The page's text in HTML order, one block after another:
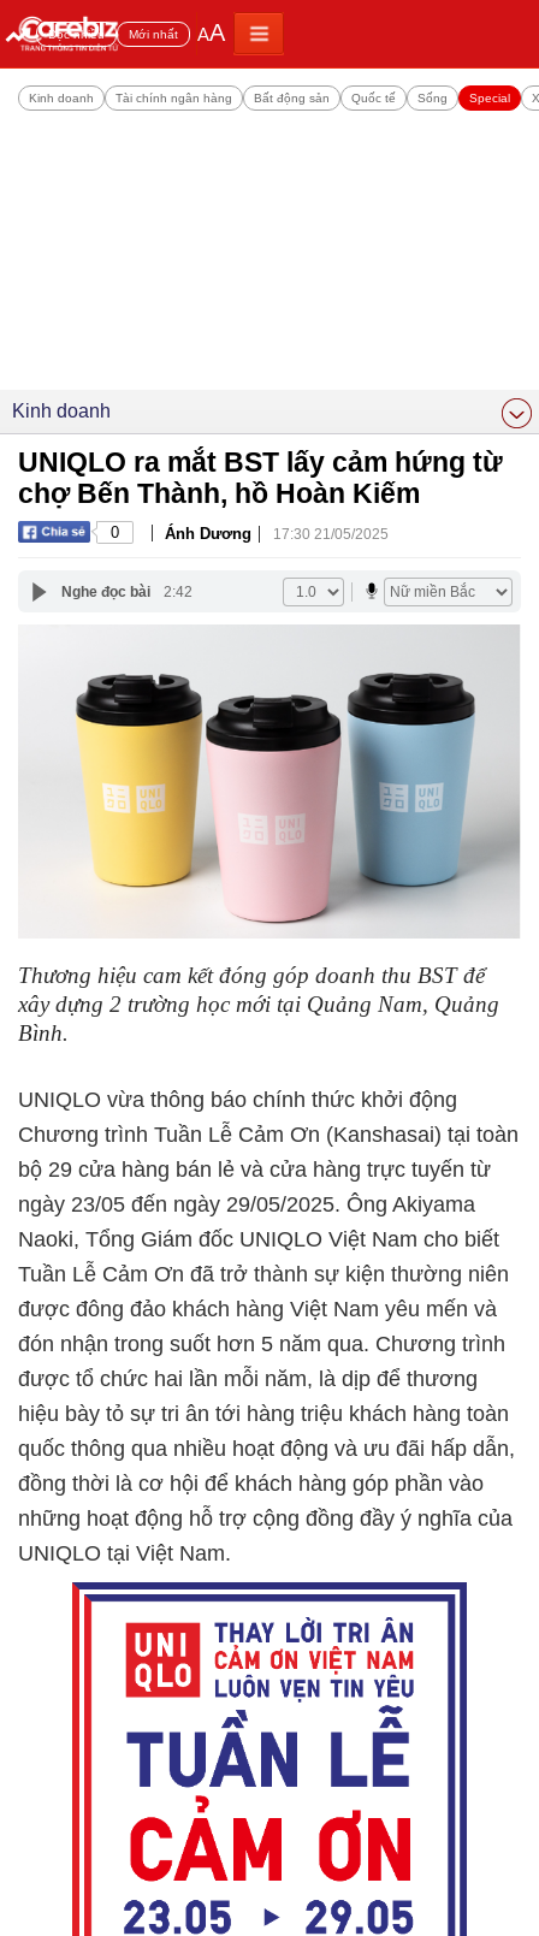
Đọc nhiều Mới nhất AA
Kinh doanh Tài chính ngân hàng Bất động sản Quốc tế Sống Special
Kinh doanh
UNIQLO ra mắt BST lấy cảm hứng từ
chợ Bến Thành, hồ Hoàn Kiếm
0 | Ánh Dương | 17:30 21/05/2025
Nghe đọc bài 2:42
Thương hiệu cam kết đóng góp doanh thu BST để
xây dựng 2 trường học mới tại Quảng Nam, Quảng
Bình.
UNIQLO vừa thông báo chính thức khởi động
Chương trình Tuần Lễ Cảm Ơn (Kanshasai) tại toàn
bộ 29 cửa hàng bán lẻ và cửa hàng trực tuyến từ
ngày 23/05 đến ngày 29/05/2025. Ông Akiyama
Naoki, Tổng Giám đốc UNIQLO Việt Nam cho biết
Tuần Lễ Cảm Ơn đã trở thành sự kiện thường niên
được đông đảo khách hàng Việt Nam yêu mến và
đón nhận trong suốt hơn 5 năm qua. Chương trình
được tổ chức hai lần mỗi năm, là dịp để thương
hiệu bày tỏ sự tri ân tới hàng triệu khách hàng toàn
quốc thông qua nhiều hoạt động và ưu đãi hấp dẫn,
đồng thời là cơ hội để khách hàng góp phần vào
những hoạt động hỗ trợ cộng đồng đầy ý nghĩa của
UNIQLO tại Việt Nam.